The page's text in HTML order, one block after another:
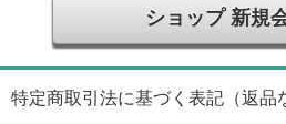
ショップ 新規
特定商取引法に基づく表記（返品